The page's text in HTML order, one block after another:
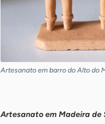
Artesanato em barro do Alto do
Artesanato em Madeira de